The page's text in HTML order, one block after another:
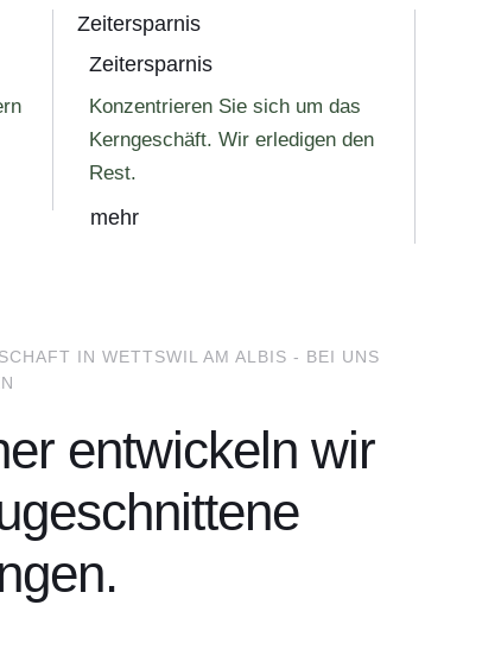
Zeitersparnis
Zeitersparnis
Konzentrieren Sie sich um das
Kerngeschäft. Wir erledigen den
Rest.
mehr
IN WETTSWIL AM ALBIS - BEI UNS
entwickeln wir